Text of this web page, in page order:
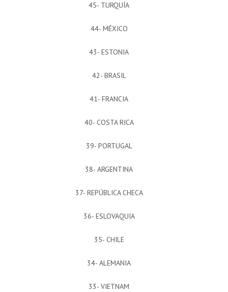
45- TURQUÍA
44- MÉXICO
43- ESTONIA
42- BRASIL
41- FRANCIA
40- COSTA RICA
39- PORTUGAL
38- ARGENTINA
37- REPÚBLICA CHECA
36- ESLOVAQUIA
35- CHILE
34- ALEMANIA
33- VIETNAM